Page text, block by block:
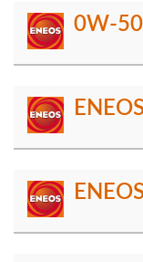
0W-50